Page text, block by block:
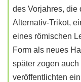
des Vorjahres, die
Alternativ-Trikot,
eines römischen
Form als neues
später zogen
veröffentlichten